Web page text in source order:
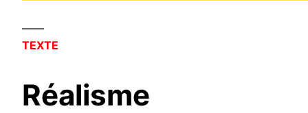
——
TEXTE
Réalisme